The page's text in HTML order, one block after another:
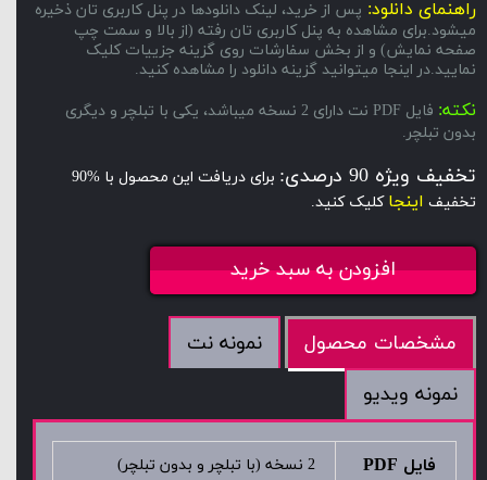
راهنمای دانلود: پس از خرید، لینک دانلودها در پنل کاربری تان ذخیره
میشود.برای مشاهده به پنل کاربری تان رفته (از بالا و سمت چپ
صفحه نمایش) و از بخش سفارشات روی گزینه جزییات کلیک
نمایید.در اینجا میتوانید گزینه دانلود را مشاهده کنید.
نکته:
فایل PDF نت دارای 2 نسخه میباشد، یکی با تبلچر و دیگری
بدون تبلچر.
تخفیف ویژه 90 درصدی:
برای دریافت این محصول با %90
تخفیف اینجا کلیک کنید.
افزودن به سبد خرید
مشخصات محصول
نمونه نت
نمونه ویدیو
فایل PDF 2 نسخه (با تبلچر و بدون تبلچر)